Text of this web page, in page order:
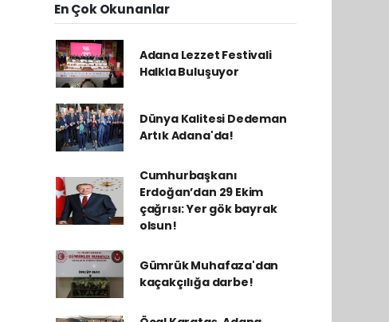
En Çok Okunanlar
Adana Lezzet Festivali
Halkla Buluşuyor
Dünya Kalitesi Dedeman
Artık Adana'da!
Cumhurbaşkanı
Erdoğan’dan 29 Ekim
çağrısı: Yer gök bayrak
olsun!
Gümrük Muhafaza'dan
kaçakçılığa darbe!